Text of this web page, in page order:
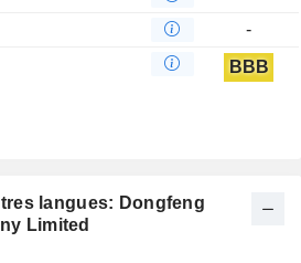
langues: Dongfeng
Limited
-
BBB